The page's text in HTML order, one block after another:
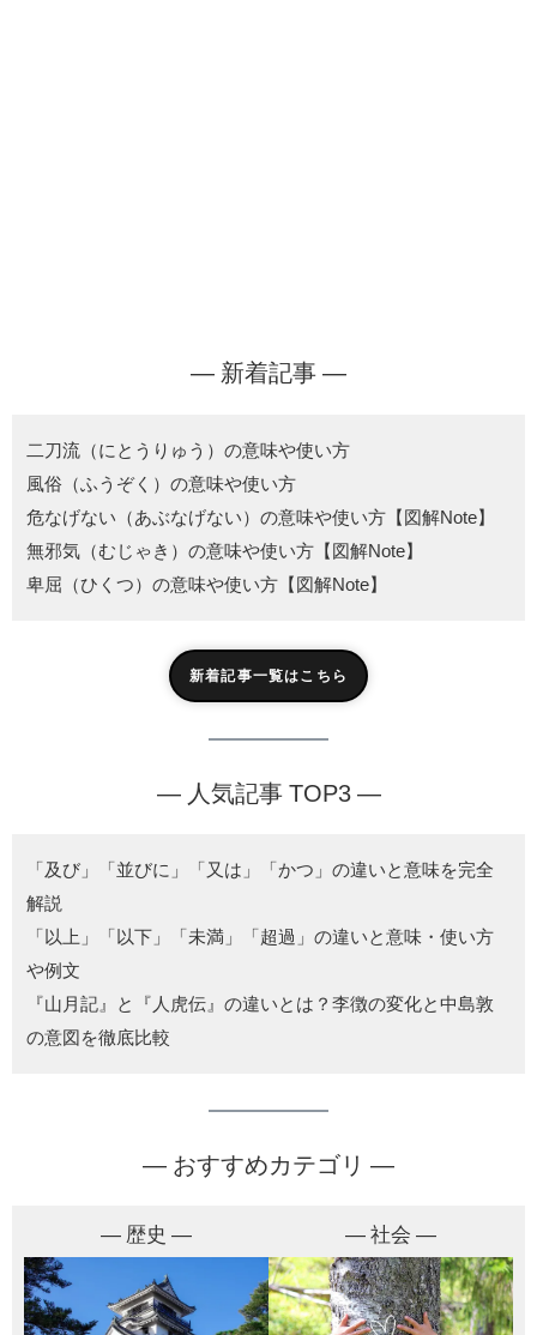
― 新着記事 ―
二刀流（にとうりゅう）の意味や使い方
風俗（ふうぞく）の意味や使い方
危なげない（あぶなげない）の意味や使い方【図解Note】
無邪気（むじゃき）の意味や使い方【図解Note】
卑屈（ひくつ）の意味や使い方【図解Note】
新着記事一覧はこちら
― 人気記事 TOP3 ―
「及び」「並びに」「又は」「かつ」の違いと意味を完全
解説
「以上」「以下」「未満」「超過」の違いと意味・使い方
や例文
『山月記』と『人虎伝』の違いとは？李徴の変化と中島敦
の意図を徹底比較
― おすすめカテゴリ ―
― 歴史 ― ― 社会 ―